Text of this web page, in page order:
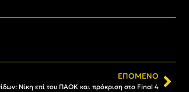
ΕΠΌΜΕΝΟ
Νίκη επί του ΠΑΟΚ και πρόκριση στο Final 4